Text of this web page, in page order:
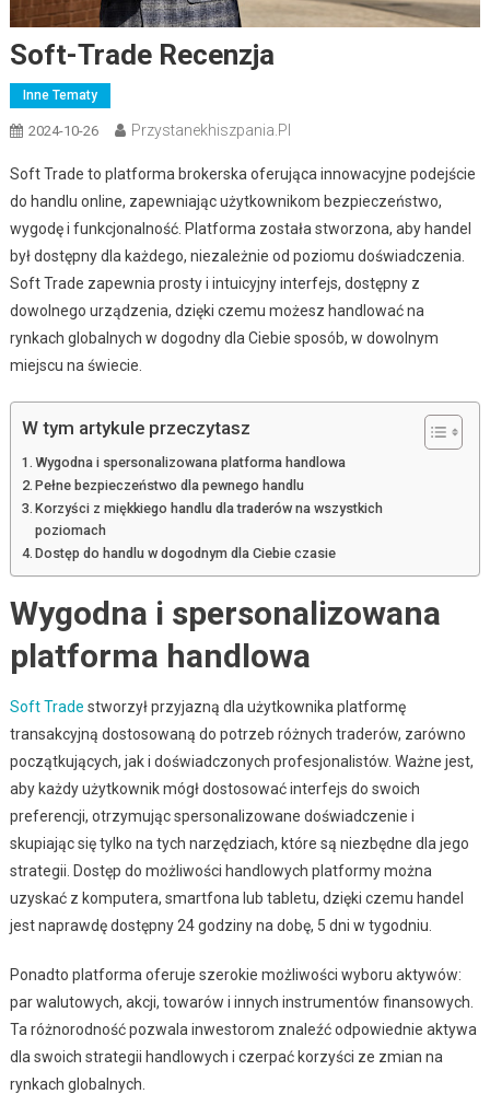
Soft-Trade Recenzja
Inne Tematy
2024-10-26 Przystanekhiszpania.pl
Soft Trade to platforma brokerska oferująca innowacyjne podejście
do handlu online, zapewniając użytkownikom bezpieczeństwo,
wygodę i funkcjonalność. Platforma została stworzona, aby handel
był dostępny dla każdego, niezależnie od poziomu doświadczenia.
Soft Trade zapewnia prosty i intuicyjny interfejs, dostępny z
dowolnego urządzenia, dzięki czemu możesz handlować na
rynkach globalnych w dogodny dla Ciebie sposób, w dowolnym
miejscu na świecie.
W tym artykule przeczytasz
Wygodna i spersonalizowana platforma handlowa
Pełne bezpieczeństwo dla pewnego handlu
Korzyści z miękkiego handlu dla traderów na wszystkich
poziomach
Dostęp do handlu w dogodnym dla Ciebie czasie
Wygodna i spersonalizowana
platforma handlowa
Soft Trade stworzył przyjazną dla użytkownika platformę
transakcyjną dostosowaną do potrzeb różnych traderów, zarówno
początkujących, jak i doświadczonych profesjonalistów. Ważne jest,
aby każdy użytkownik mógł dostosować interfejs do swoich
preferencji, otrzymując spersonalizowane doświadczenie i
skupiając się tylko na tych narzędziach, które są niezbędne dla jego
strategii. Dostęp do możliwości handlowych platformy można
uzyskać z komputera, smartfona lub tabletu, dzięki czemu handel
jest naprawdę dostępny 24 godziny na dobę, 5 dni w tygodniu.
Ponadto platforma oferuje szerokie możliwości wyboru aktywów:
par walutowych, akcji, towarów i innych instrumentów finansowych.
Ta różnorodność pozwala inwestorom znaleźć odpowiednie aktywa
dla swoich strategii handlowych i czerpać korzyści ze zmian na
rynkach globalnych.